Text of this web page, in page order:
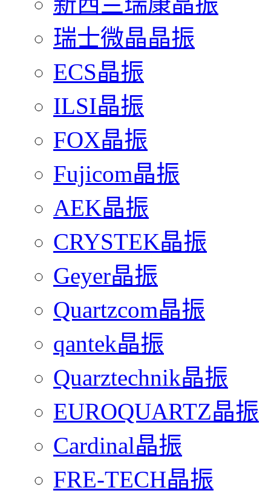
瑞士微晶晶振
ECS晶振
ILSI晶振
FOX晶振
Fujicom晶振
AEK晶振
CRYSTEK晶振
Geyer晶振
Quartzcom晶振
qantek晶振
Quarztechnik晶振
EUROQUARTZ晶振
Cardinal晶振
FRE-TECH晶振